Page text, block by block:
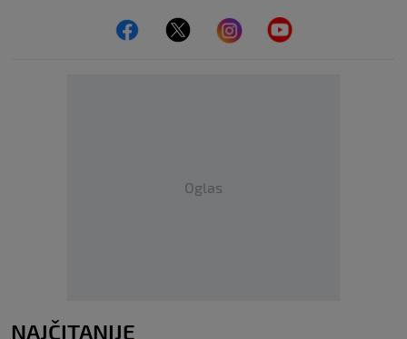
Oglas
NAJČITANIJE